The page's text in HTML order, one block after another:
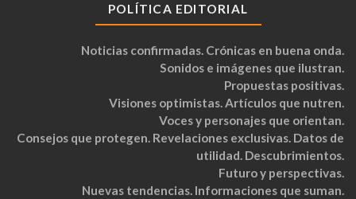
POLÍTICA EDITORIAL
Noticias confirmadas. Crónicas en buena onda.
Sonidos e imágenes que ilustran.
Propuestas positivas.
Visiones optimistas. Artículos que nutren.
Voces y personajes que orientan.
Consejos que protegen. Revelaciones exclusivas. Datos de
utilidad. Descubrimientos.
Futuro y perspectivas.
Nuevas tendencias. Informaciones que suman.